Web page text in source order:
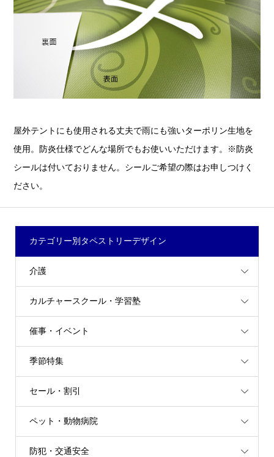
屋外テントにも使用される丈夫で雨にも強いターポリン生地を
使用。防炎仕様でどんな場所でもお使いいただけます。※防炎
シールは付いておりません。シールご希望の際はお申しつけく
ださい。
カテゴリー別タペストリーデザイン
介護
カルチャースクール・学習塾
催事・イベント
季節特集
セール・割引
ペット・動物病院
防犯・交通安全